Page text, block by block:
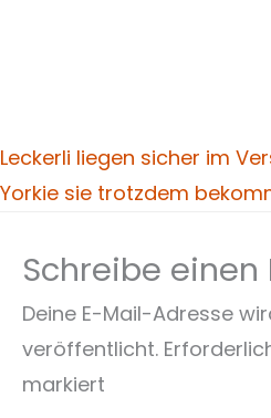
Leckerli liegen sicher im
Yorkie sie trotzdem
Schreibe
Deine E-Mail-Adresse
veröffentlicht.
markiert